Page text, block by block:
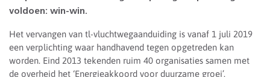
voldoen: win-win.
Het vervangen van tl-vluchtwegaanduiding is vanaf 1 juli 2019
een verplichting waar handhavend tegen opgetreden kan
worden. Eind 2013 tekenden ruim 40 organisaties samen met
de overheid het ‘Energieakkoord voor duurzame groei’.